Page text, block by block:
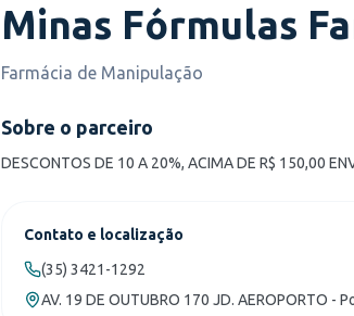
Minas Fórmulas
Farmácia de Manipulação
Sobre o parceiro
DESCONTOS DE 10 A 20%, ACIMA DE R$ 150,00
Contato e localização
(35) 3421-1292
AV. 19 DE OUTUBRO 170 JD. AEROPORTO -